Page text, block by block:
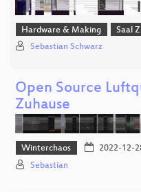
Hardware & Making Saal
Sebastian Schwarz
Open Source
Zuhause
Winterchaos 2022-12-
Sebastian